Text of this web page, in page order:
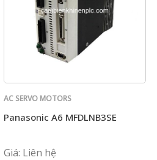
AC SERVO MOTORS
Panasonic A6 MFDLNB3SE
Giá: Liên hệ